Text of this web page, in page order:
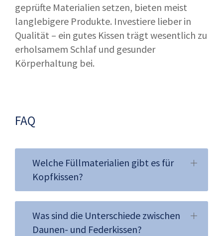
geprüfte Materialien setzen, bieten meist
langlebigere Produkte. Investiere lieber in
Qualität – ein gutes Kissen trägt wesentlich zu
erholsamem Schlaf und gesunder
Körperhaltung bei.
FAQ
Welche Füllmaterialien gibt es für
Kopfkissen?
Was sind die Unterschiede zwischen
Daunen- und Federkissen?